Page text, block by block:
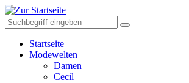
Startseite
Modewelten
Damen
Cecil